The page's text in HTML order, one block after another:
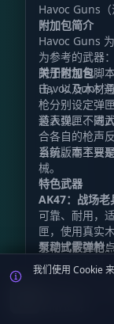
Havoc Guns（
附加包简介
Havoc Guns
为参考的武器
附加包包含脚
击，以及木材
关于附加包
Havoc Guns
枪分别设定弹
道表现。不同
装入弹匣、进
合各自的枪声
系统，而不只
当前版本主要
械。
特色武器
AK47：战场老
可靠、耐用，
匣，使用真实
射相比，控制
泵动式霰弹枪
近距离交战时
窄空间。武器
格洛克：可靠
格洛克重量较
麦块迷APP -
我们使用 Cookie